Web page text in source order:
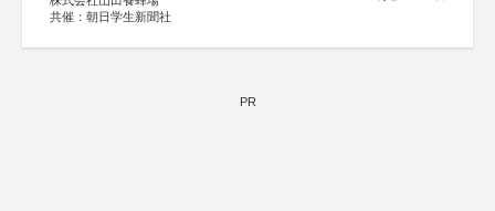
共催：朝日学生新聞社
PR